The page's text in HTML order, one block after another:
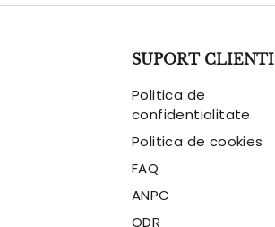
SUPORT CLIENTI
Politica de
confidentialitate
Politica de cookies
FAQ
ANPC
ODR